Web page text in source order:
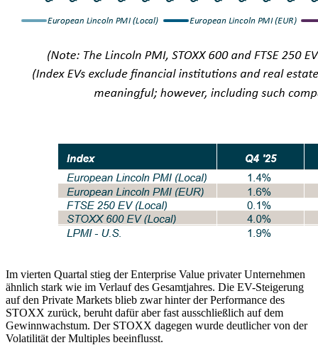
Im vierten Quartal stieg der Enterprise Value privater Unternehmen
ähnlich stark wie im Verlauf des Gesamtjahres. Die EV-Steigerung
auf den Private Markets blieb zwar hinter der Performance des
STOXX zurück, beruht dafür aber fast ausschließlich auf dem
Gewinnwachstum. Der STOXX dagegen wurde deutlicher von der
Volatilität der Multiples beeinflusst.